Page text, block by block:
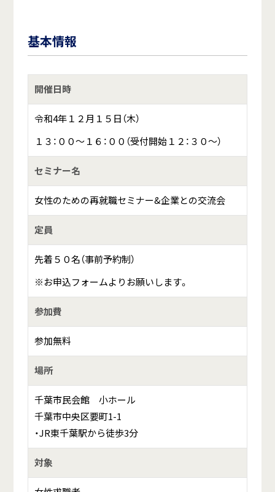
基本情報
開催日時
令和4年１２月１５日（木）
１３：００～１６：００（受付開始１２：３０～）
セミナー名
女性のための再就職セミナー&企業との交流会
定員
先着５０名（事前予約制）
※お申込フォームよりお願いします。
参加費
参加無料
場所
千葉市民会館 小ホール
千葉市中央区要町1-1
・JR東千葉駅から徒歩3分
対象